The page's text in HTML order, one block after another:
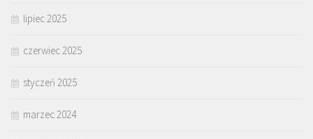
lipiec 2025
czerwiec 2025
styczeń 2025
marzec 2024